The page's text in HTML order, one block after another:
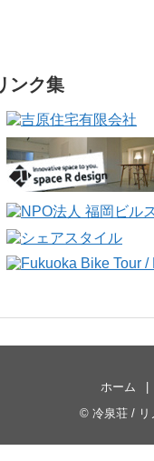
ンク集
ホーム
© 冷泉荘 / リ